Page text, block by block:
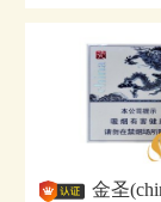
金圣